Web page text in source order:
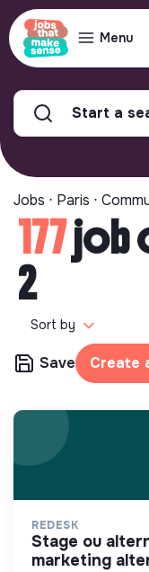
Menu
Start a
Jobs ⋅ Paris ⋅
177job
2
Sort by
Save Create
REDESK
stage ou alternance commercial /
marketing